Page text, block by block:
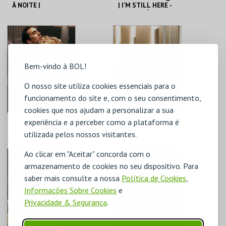
Bem-vindo à BOL!
O nosso site utiliza cookies essenciais para o
funcionamento do site e, com o seu consentimento,
cookies que nos ajudam a personalizar a sua
experiência e a perceber como a plataforma é
utilizada pelos nossos visitantes.
Ao clicar em "Aceitar" concorda com o
armazenamento de cookies no seu dispositivo. Para
saber mais consulte a nossa Política de Cookies,
Informações Sobre Cookies e
Privacidade & Segurança.
À NOITE |
CAPITÓLIO.
MAIS INFO
COMPRAR
| I'M STILL HERE -
CAPITÓLIO.
COMPRAR
UM CORAÇÃO
SELVAGEM | WILD
AT HEART – CICLO
CAPITÓLIO.
COMPRAR
O DIABO VESTE
PRADA 2 | THE
DEVIL WEARS
CAPITÓLIO.
MAIS INFO